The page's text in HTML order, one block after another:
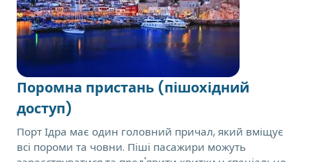
Поромна пристань (пішохідний
доступ)
Порт Ідра має один головний причал, який вміщує
всі пороми та човни. Піші пасажири можуть